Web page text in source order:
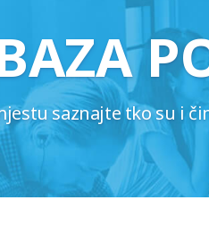
saznajte tko su i